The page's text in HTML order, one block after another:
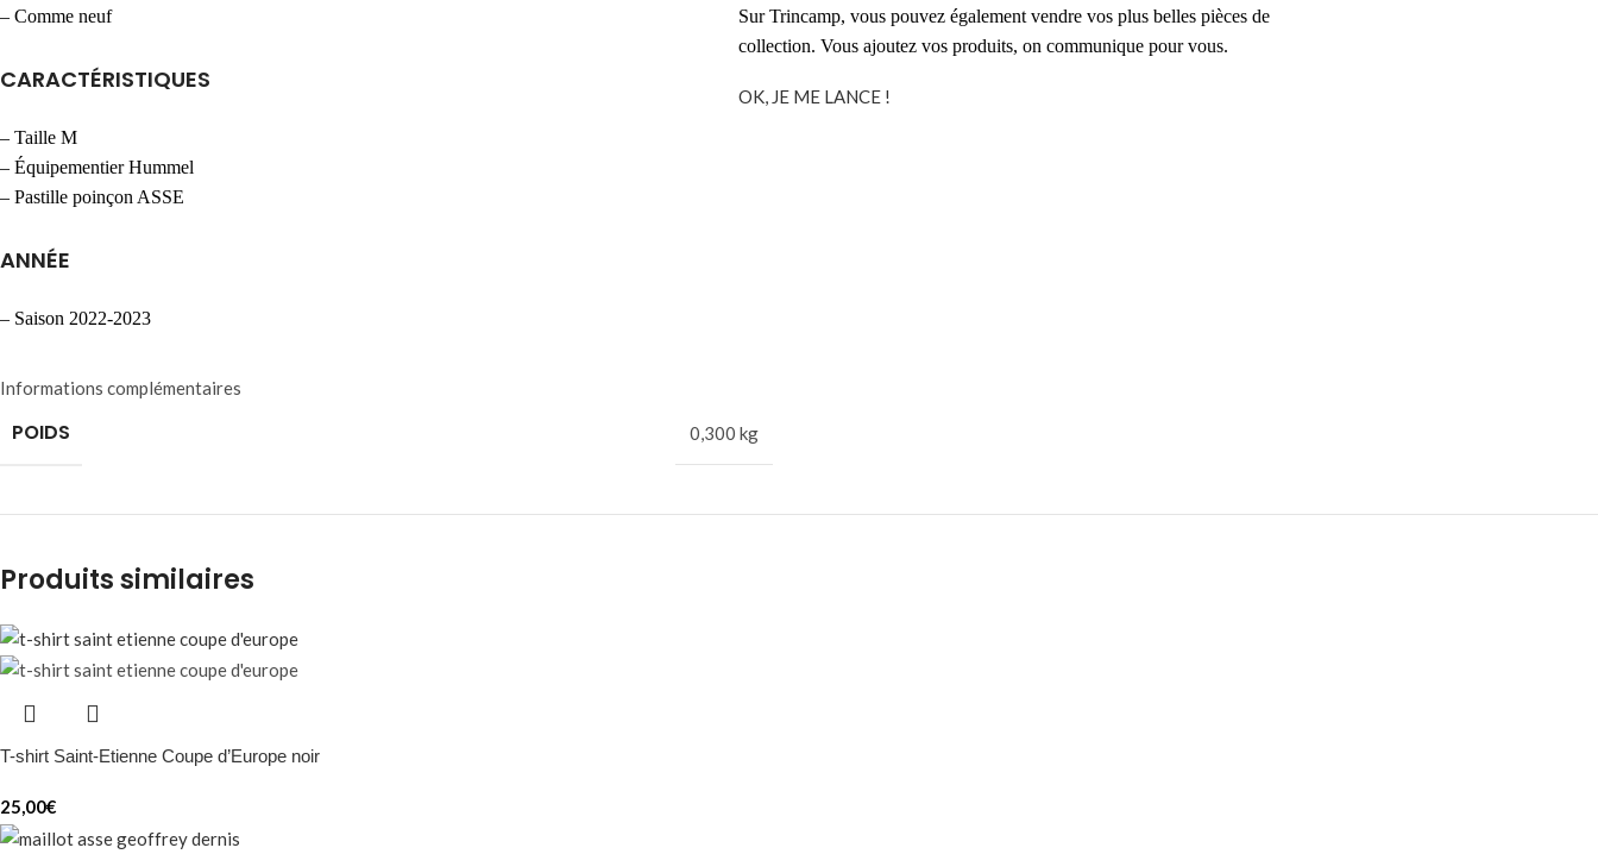
– Comme neuf
CARACTÉRISTIQUES
– Taille M
– Équipementier Hummel
– Pastille poinçon ASSE
ANNÉE
– Saison 2022-2023
Sur Trincamp, vous pouvez également vendre vos plus belles pièces de
collection. Vous ajoutez vos produits, on communique pour vous.
OK, JE ME LANCE !
Informations complémentaires
POIDS 0,300 kg
Produits similaires
T-shirt Saint-Etienne Coupe d’Europe noir
25,00€